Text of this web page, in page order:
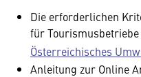
Die erforderlichen
für
Österreichisches
Anleitung zur Online